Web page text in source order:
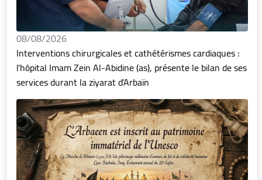
08/08/2026
Interventions chirurgicales et cathétérismes cardiaques :
l’hôpital Imam Zein Al-Abidine (as), présente le bilan de ses
services durant la ziyarat d’Arbaïn